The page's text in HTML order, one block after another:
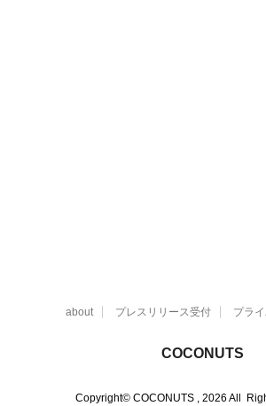
about プレスリリース受付 プラ
COCONUTS
Copyright© COCONUTS , 2026 All